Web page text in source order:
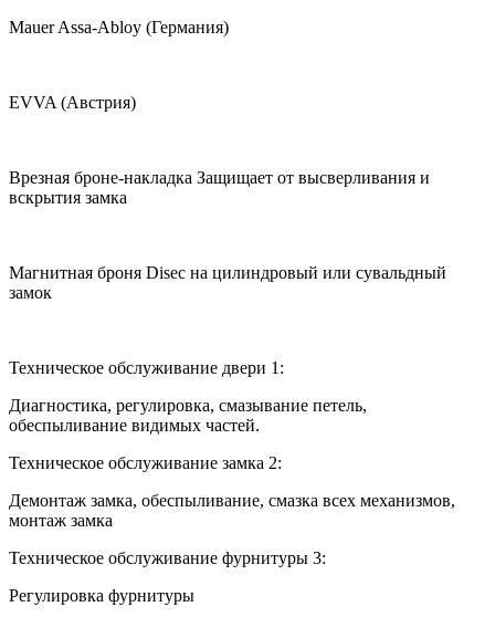
Mauer Assa-Abloy (Германия)
EVVA (Австрия)
Врезная броне-накладка Защищает от высверливания и
вскрытия замка
Магнитная броня Disec на цилиндровый или сувальдный
замок
Техническое обслуживание двери 1:
Диагностика, регулировка, смазывание петель,
обеспыливание видимых частей.
Техническое обслуживание замка 2:
Демонтаж замка, обеспыливание, смазка всех механизмов,
монтаж замка
Техническое обслуживание фурнитуры 3:
Регулировка фурнитуры